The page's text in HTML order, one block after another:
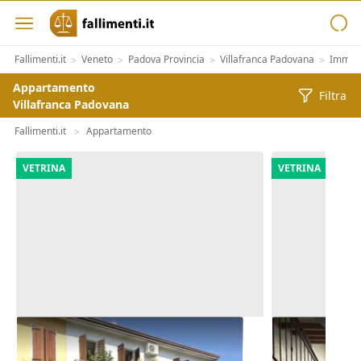
Fallimenti.it > Veneto > Padova Provincia > Villafranca Padovana >
Appartamento
Villafranca Padovana
Filtra
Fallimenti.it > Appartamento
VETRINA
Asta Abitazione cielo terra con
cortile e cantina
VETRINA
Asta
giardinetto